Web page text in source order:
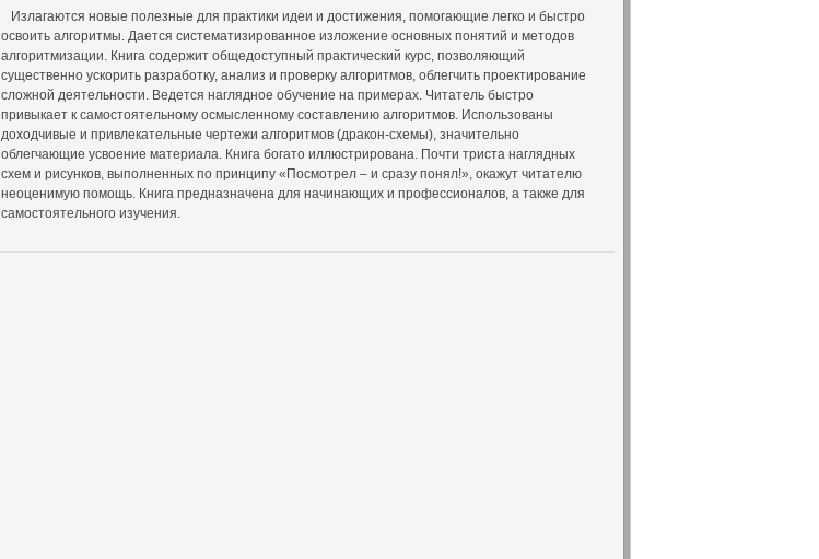
Излагаются новые полезные для практики идеи и достижения, помогающие легко и быстро
освоить алгоритмы. Дается систематизированное изложение основных понятий и методов
алгоритмизации. Книга содержит общедоступный практический курс, позволяющий
существенно ускорить разработку, анализ и проверку алгоритмов, облегчить проектирование
сложной деятельности. Ведется наглядное обучение на примерах. Читатель быстро
привыкает к самостоятельному осмысленному составлению алгоритмов. Использованы
доходчивые и привлекательные чертежи алгоритмов (дракон-схемы), значительно
облегчающие усвоение материала. Книга богато иллюстрирована. Почти триста наглядных
схем и рисунков, выполненных по принципу «Посмотрел – и сразу понял!», окажут читателю
неоценимую помощь. Книга предназначена для начинающих и профессионалов, а также для
самостоятельного изучения.